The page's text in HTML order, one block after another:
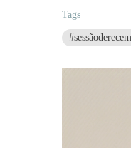
Tags